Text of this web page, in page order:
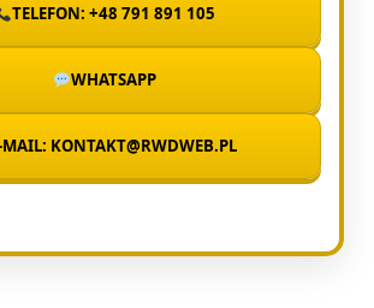
TELEFON: +48 791 891 105
WHATSAPP
MAIL: KONTAKT@RWDWEB.PL